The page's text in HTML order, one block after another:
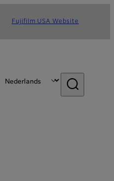
Fujifilm USA Website